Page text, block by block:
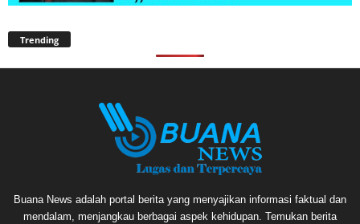
Trending
Buana News adalah portal berita yang menyajikan informasi faktual dan
mendalam, menjangkau berbagai aspek kehidupan. Temukan berita